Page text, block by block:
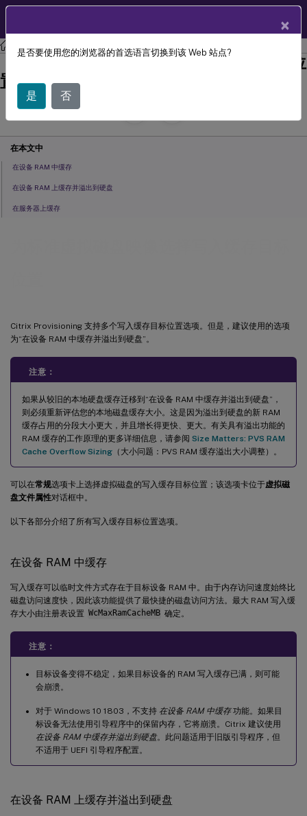
Citrix Provisioning Citrix Provisioning 2303
Citrix Provisioning 支持多个写入缓存目标位置选项。但是，建议使用的选项
为“在设备 RAM 中缓存并溢出到硬盘”。
注意：
如果从较旧的本地硬盘缓存迁移到“在设备 RAM 中缓存并溢出到硬盘”，
则必须重新评估您的本地磁盘缓存大小。这是因为溢出到硬盘的新 RAM
缓存占用的分段大小更大，并且增长得更快、更大。有关具有溢出功能的
RAM 缓存的工作原理的更多详细信息，请参阅 Size Matters: PVS RAM
Cache Overflow Sizing （大小问题：PVS RAM 缓存溢出大小调整）。
可以在常规选项卡上选择虚拟磁盘的写入缓存目标位置；该选项卡位于虚拟磁
盘文件属性对话框中。
以下各部分介绍了所有写入缓存目标位置选项。
在设备 RAM 中缓存
写入缓存可以临时文件方式存在于目标设备 RAM 中。由于内存访问速度始终比
磁盘访问速度快，因此该功能提供了最快捷的磁盘访问方法。最大 RAM 写入缓
存大小由注册表设置 WcMaxRamCacheMB 确定。
注意：
目标设备变得不稳定，如果目标设备的 RAM 写入缓存已满，则可能
会崩溃。
对于 Windows 10 1803，不支持 在设备 RAM 中缓存功能。如果目
标设备无法使用引导程序中的保留内存，它将崩溃。Citrix 建议使用
在设备 RAM 中缓存并溢出到硬盘。此问题适用于旧版引导程序，但
不适用于 UEFI 引导程序配置。
在设备 RAM 上缓存并溢出到硬盘
为标准虚拟磁盘映像选择写入缓存目标位
置
July 29, 2024
C
在本文中
在设备 RAM 中缓存
在设备 RAM 上缓存并溢出到硬盘
在服务器上缓存
×
是否要使用您的浏览器的首选语言切换到该 Web 站点?
是 否